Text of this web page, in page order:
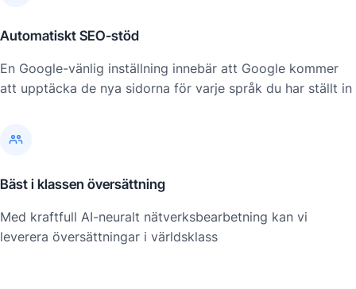
Automatiskt SEO-stöd
En Google-vänlig inställning innebär att Google kommer
att upptäcka de nya sidorna för varje språk du har ställt in
Bäst i klassen översättning
Med kraftfull AI-neuralt nätverksbearbetning kan vi
leverera översättningar i världsklass